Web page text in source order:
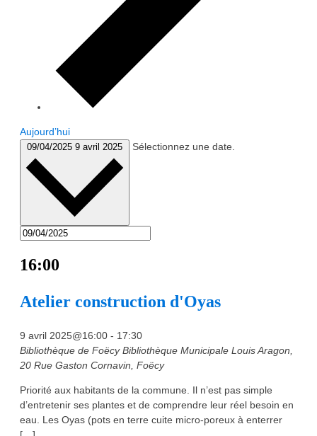
Aujourd’hui
09/04/2025 9 avril 2025 Sélectionnez une date.
16:00
Atelier construction d'Oyas
9 avril 2025@16:00 - 17:30
Bibliothèque de FoëcyBibliothèque Municipale Louis Aragon,
20 Rue Gaston Cornavin, Foëcy
Priorité aux habitants de la commune. Il n’est pas simple
d’entretenir ses plantes et de comprendre leur réel besoin en
eau. Les Oyas (pots en terre cuite micro-poreux à enterrer